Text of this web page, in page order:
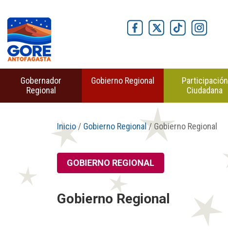
Gobernador
Regional
Gobierno Regional
Participación
Ciudadana
Inicio/ Gobierno Regional/ Gobierno Regional
GOBIERNO REGIONAL
Gobierno Regional